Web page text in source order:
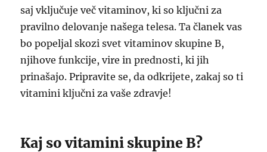
saj vključuje več vitaminov, ki so ključni za
pravilno delovanje našega telesa. Ta članek vas
bo popeljal skozi svet vitaminov skupine B,
njihove funkcije, vire in prednosti, ki jih
prinašajo. Pripravite se, da odkrijete, zakaj so ti
vitamini ključni za vaše zdravje!
Kaj so vitamini skupine B?